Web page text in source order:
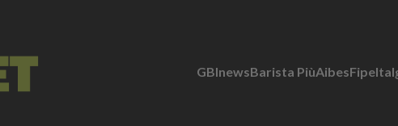
GBInewsBarista PiùAibesFipe